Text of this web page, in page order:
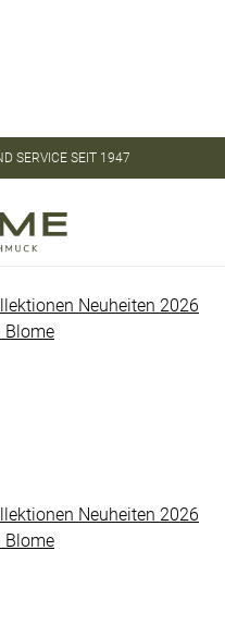
SERVICE SEIT 1947
Neuheiten 2026
Blome
Neuheiten 2026
Blome